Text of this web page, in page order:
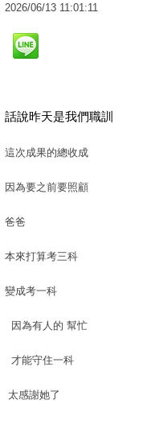
2026/06/13 11:01:11
話說昨天是我們職訓
這次成果的總收成
因為要之前要照顧
爸爸
本來打算考三科
變成考一科
因為有人的 幫忙
才能守住一科
太感謝她了